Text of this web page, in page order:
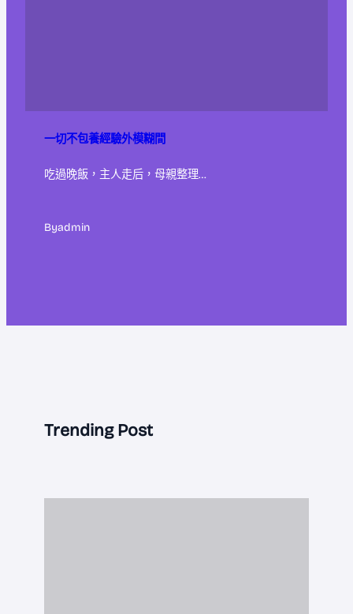
一切不包養經驗外模糊間
吃過晚飯，主人走后，母親整理…
Byadmin
Trending Post